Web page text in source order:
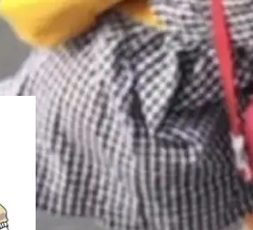
高要求。 首先是数据
数普通研发场景，公
和效率提升的需求。
对数据安全要求较...
设，算力构成形态逐
在发生变化：不只是
清混合算力时代下，
被充分利用，以及持
。 深信服AI算力网关
Token治理和成本治
份算力都看得清、管
安全！ 一、从现在开
的作者之一。
首席科学家。 Jeff D
年后，宣布离职。 他
还有 Sanjay Ghema
，Jeff Dean 二十多
和 Bigtable 的共同
大脑核心成员，Se
明人）以及 Oriol Vin
AlphaSta...
发布：界面
记忆搜索增强
编码智能体，这一轮
住」三件事一次补
是杭州无
编码智能体——一位全
理解需求、规划步
不挑平台，curl 一行
· GitCode · GitHu
放AI Coding
CodeArts）
作用与价值 在软件工
心知识资产的主要载
含数十万乃至数百万